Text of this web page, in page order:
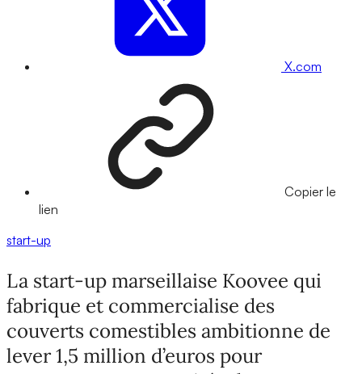
X.com
Copier le
lien
start-up
La start-up marseillaise Koovee qui
fabrique et commercialise des
couverts comestibles ambitionne de
lever 1,5 million d’euros pour